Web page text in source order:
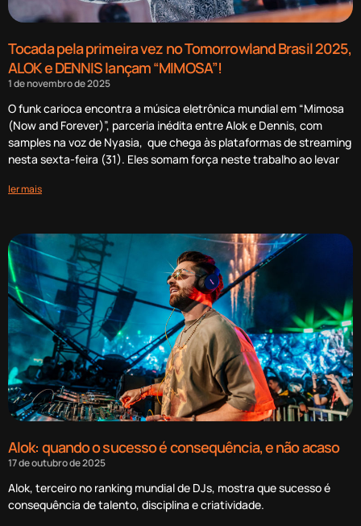
Tocada pela primeira vez no Tomorrowland Brasil 2025,
ALOK e DENNIS lançam “MIMOSA”!
1 de novembro de 2025
O funk carioca encontra a música eletrônica mundial em “Mimosa
(Now and Forever)”, parceria inédita entre Alok e Dennis, com
samples na voz de Nyasia, que chega às plataformas de streaming
nesta sexta-feira (31). Eles somam força neste trabalho ao levar
ler mais
Alok: quando o sucesso é consequência, e não acaso
17 de outubro de 2025
Alok, terceiro no ranking mundial de DJs, mostra que sucesso é
consequência de talento, disciplina e criatividade.